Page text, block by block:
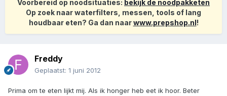
Voorbereid op noodsituaties: bekijk de noodpakketen
Op zoek naar waterfilters, messen, tools of lang
houdbaar eten? Ga dan naarwww.prepshop.nl!
Freddy
Geplaatst: 1 juni 2012
Prima om te eten lijkt mij. Als ik honger heb eet ik hoor. Beter